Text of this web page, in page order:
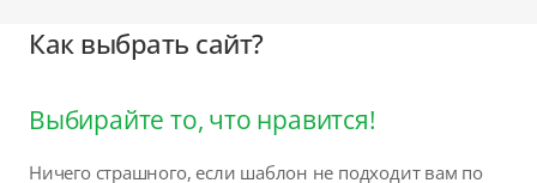
Как выбрать сайт?
Выбирайте то, что нравится!
Ничего страшного, если шаблон не подходит вам по